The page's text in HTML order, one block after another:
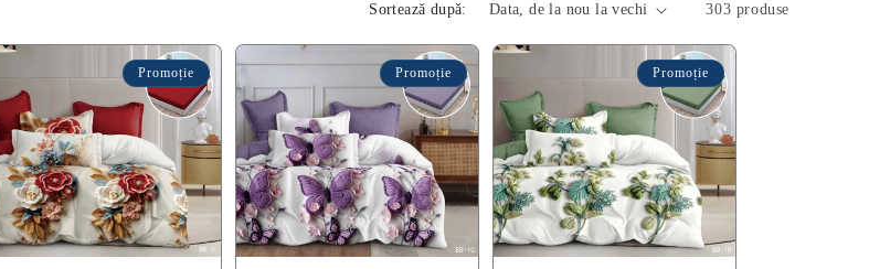
Sortează după: 303 produse
Promoție Promoție Promoție